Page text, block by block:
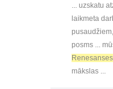
... uzskatu
laikmeta
posms ...
Renesanses
mākslas ...